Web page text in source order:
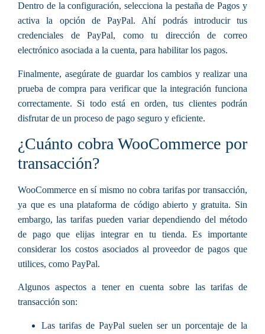
Dentro de la configuración, selecciona la pestaña dePagos y
activa la opción de PayPal. Ahí podrás introducir tus
credenciales de PayPal, como tu dirección de correo
electrónico asociada a la cuenta, para habilitar los pagos.
Finalmente, asegúrate de guardar los cambios y realizar una
prueba de compra para verificar que la integración funciona
correctamente. Si todo está en orden, tus clientes podrán
disfrutar de un proceso de pago seguro y eficiente.
¿Cuánto cobra WooCommerce por
transacción?
WooCommerce en sí mismo no cobra tarifas por transacción,
ya que es una plataforma de código abierto y gratuita. Sin
embargo, las tarifas pueden variar dependiendo del método
de pago que elijas integrar en tu tienda. Es importante
considerar los costos asociados al proveedor de pagos que
utilices, como PayPal.
Algunos aspectos a tener en cuenta sobre las tarifas de
transacción son:
Las tarifas de PayPal suelen ser un porcentaje de la